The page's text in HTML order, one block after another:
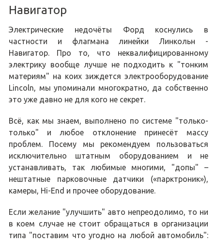
Навигатор
Электрические недочёты Форд коснулись в
частности и флагмана линейки Линкольн -
Навигатор. Про то, что неквалифицированному
электрику вообще лучше не подходить к "тонким
материям" на коих зиждется электрооборудование
Lincoln, мы упоминали многократно, да собственно
это уже давно не для кого не секрет.
Всё, как мы знаем, выполнено по системе "только-
только" и любое отклонение принесёт массу
проблем. Посему мы рекомендуем пользоваться
исключительно штатным оборудованием и не
устанавливать, так любимые многими, "допы" –
нештатные парковочные датчики («парктроник»),
камеры, Hi-End и прочее оборудование.
Если желание "улучшить" авто непреодолимо, то ни
в коем случае не стоит обращаться в организации
типа "поставим что угодно на любой автомобиль":